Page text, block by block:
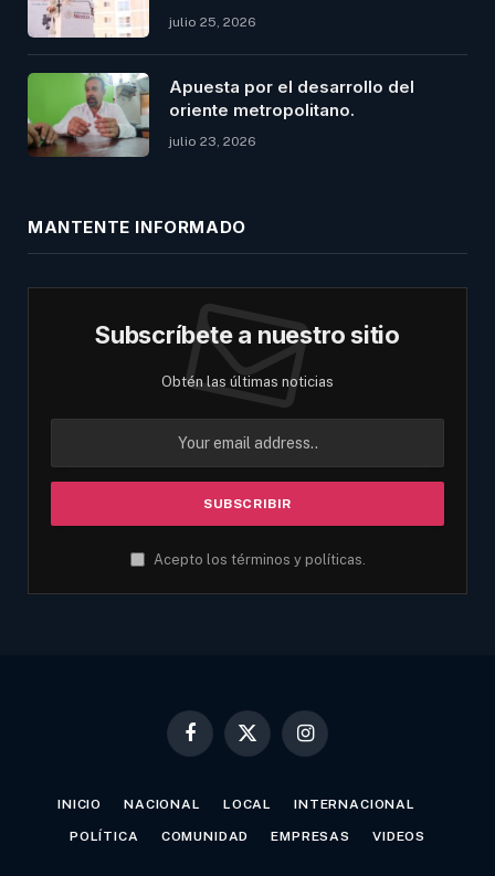
julio 25, 2026
Apuesta por el desarrollo del
oriente metropolitano.
julio 23, 2026
MANTENTE INFORMADO
Subscríbete a nuestro sitio
Obtén las últimas noticias
Acepto los términos y políticas.
Facebook
X
Instagram
INICIO NACIONAL LOCAL INTERNACIONAL
POLÍTICA COMUNIDAD EMPRESAS VIDEOS